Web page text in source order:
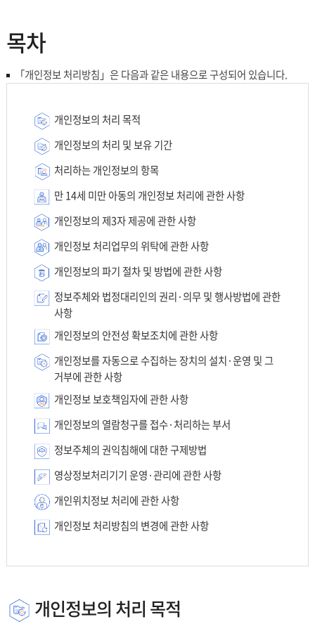
목차
「개인정보 처리방침」은 다음과 같은 내용으로 구성되어 있습니다.
개인정보의 처리 목적
개인정보의 처리 및 보유 기간
처리하는 개인정보의 항목
만 14세 미만 아동의 개인정보 처리에 관한 사항
개인정보의 제3자 제공에 관한 사항
개인정보 처리업무의 위탁에 관한 사항
개인정보의 파기 절차 및 방법에 관한 사항
정보주체와 법정대리인의 권리·의무 및 행사방법에 관한
사항
개인정보의 안전성 확보조치에 관한 사항
개인정보를 자동으로 수집하는 장치의 설치·운영 및 그
거부에 관한 사항
개인정보 보호책임자에 관한 사항
개인정보의 열람청구를 접수·처리하는 부서
정보주체의 권익침해에 대한 구제방법
영상정보처리기기 운영·관리에 관한 사항
개인위치정보 처리에 관한 사항
개인정보 처리방침의 변경에 관한 사항
개인정보의 처리 목적